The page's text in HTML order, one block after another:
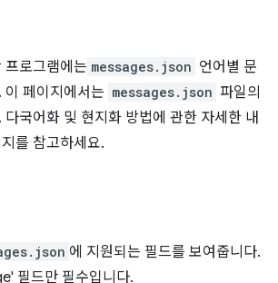
프로그램에는 messages.json 언어별 문
이 페이지에서는 messages.json 파일의
국어화 및 현지화 방법에 관한 자세한 내
를 참고하세요.
에 지원되는 필드를 보여줍니다.
필드만 필수입니다.